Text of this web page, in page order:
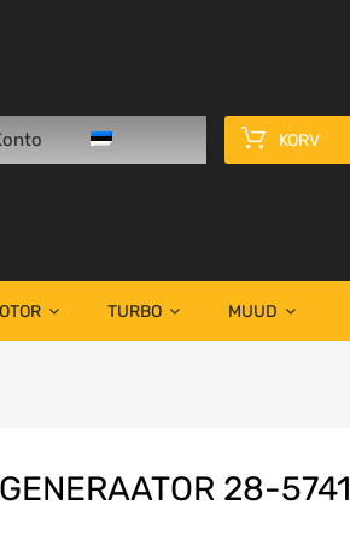
KORV
TURBO MUUD
GENERAATOR 28-5741